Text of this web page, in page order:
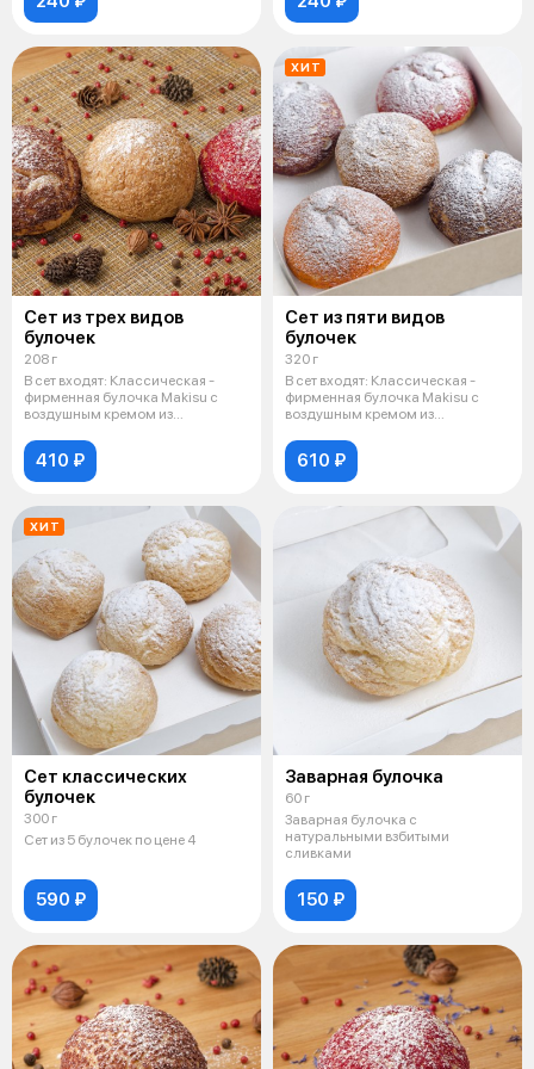
Сет из трех видов
булочек
208 г
В сет входят: Классическая -
фирменная булочка Makisu с
воздушным кремом из
410 ₽
ХИТ
Сет из пяти видов
булочек
320 г
В сет входят: Классическая -
фирменная булочка Makisu с
воздушным кремом из
610 ₽
ХИТ
Сет классических
булочек
300 г
Сет из 5 булочек по цене 4
590 ₽
Заварная булочка
60 г
Заварная булочка с
натуральными взбитыми
сливками
150 ₽